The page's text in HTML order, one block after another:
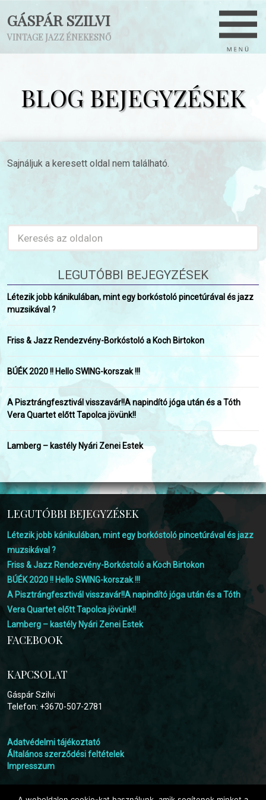
GÁSPÁR SZILVI
VINTAGE JAZZ ÉNEKESNŐ
BLOG BEJEGYZÉSEK
Sajnáljuk a keresett oldal nem található.
LEGUTÓBBI BEJEGYZÉSEK
Létezik jobb kánikulában, mint egy borkóstoló pincetúrával és jazz
muzsikával ?
Friss & Jazz Rendezvény-Borkóstoló a Koch Birtokon
BÚÉK 2020 !! Hello SWING-korszak !!!
A Pisztrángfesztivál visszavár!!A napindító jóga után és a Tóth
Vera Quartet előtt Tapolca jövünk!!
Lamberg – kastély Nyári Zenei Estek
LEGUTÓBBI BEJEGYZÉSEK
Létezik jobb kánikulában, mint egy borkóstoló pincetúrával és jazz
muzsikával ?
Friss & Jazz Rendezvény-Borkóstoló a Koch Birtokon
BÚÉK 2020 !! Hello SWING-korszak !!!
A Pisztrángfesztivál visszavár!!A napindító jóga után és a Tóth
Vera Quartet előtt Tapolca jövünk!!
Lamberg – kastély Nyári Zenei Estek
FACEBOOK
KAPCSOLAT
Gáspár Szilvi
Telefon: +3670-507-2781
Adatvédelmi tájékoztató
Általános szerződési feltételek
Impresszum